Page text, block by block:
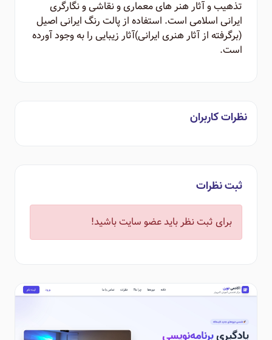
تذهیب و آثار هنر های معماری و نقاشی و نگارگری
ایرانی اسلامی است. استفاده از پالت رنگ ایرانی اصیل
(برگرفته از آثار هنری ایرانی)‌آثار زیبایی را به وجود آورده
است.
نظرات کاربران
ثبت نظرات
برای ثبت نظر باید عضو سایت باشید!